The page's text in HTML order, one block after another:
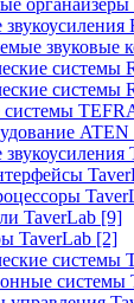
звуковые
системы
системы
системы
ATEN
TaverLab [9]
TaverLab [2]
системы
системы